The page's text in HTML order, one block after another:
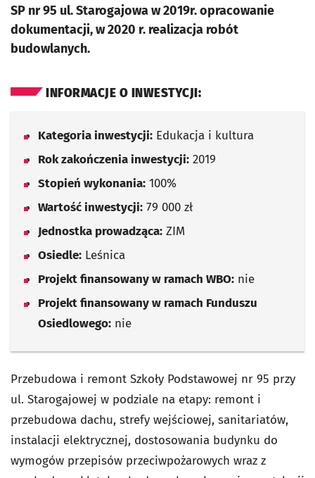
SP nr 95 ul. Starogajowa w 2019r. opracowanie
dokumentacji, w 2020 r. realizacja robót
budowlanych.
INFORMACJE O INWESTYCJI:
Kategoria inwestycji: Edukacja i kultura
Rok zakończenia inwestycji: 2019
Stopień wykonania: 100%
Wartość inwestycji: 79 000 zł
Jednostka prowadząca: ZIM
Osiedle: Leśnica
Projekt finansowany w ramach WBO: nie
Projekt finansowany w ramach Funduszu
Osiedlowego: nie
Przebudowa i remont Szkoły Podstawowej nr 95 przy
ul. Starogajowej w podziale na etapy: remont i
przebudowa dachu, strefy wejściowej, sanitariatów,
instalacji elektrycznej, dostosowania budynku do
wymogów przepisów przeciwpożarowych wraz z